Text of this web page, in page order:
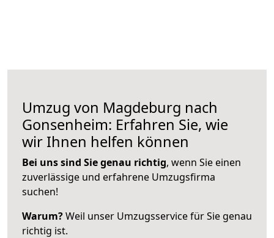
Umzug von Magdeburg nach
Gonsenheim: Erfahren Sie, wie
wir Ihnen helfen können
Bei uns sind Sie genau richtig, wenn Sie einen
zuverlässige und erfahrene Umzugsfirma
suchen!
Warum?Weil unser Umzugsservice für Sie genau
richtig ist.